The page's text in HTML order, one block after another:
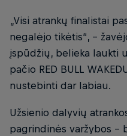
„Visi atrankų finalistai
negalėjo tikėtis“, –
įspūdžių, belieka laukti
pačio RED BULL
nustebinti dar labiau.
Užsienio dalyvių
pagrindinės varžybos –